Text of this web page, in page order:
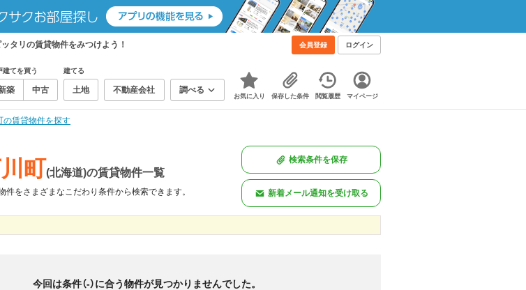
タリの賃貸物件をみつけよう！ 会員登録 ログイン
建てを買う
築 中古
建てる
土地 不動産会社 調べる
お気に入り 保存した条件 閲覧履歴 マイページ
の賃貸物件を探す
町(北海道)の賃貸物件一覧
件をさまざまなこだわり条件から検索できます。
検索条件を保存
新着メール通知を受け取る
<
今回は条件（-）に合う物件が見つかりませんでした。